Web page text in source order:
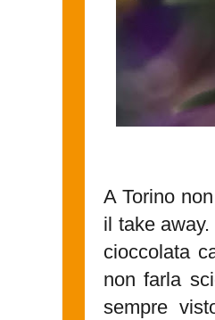
A Torino
il take
cioccolata
non farla
sempre